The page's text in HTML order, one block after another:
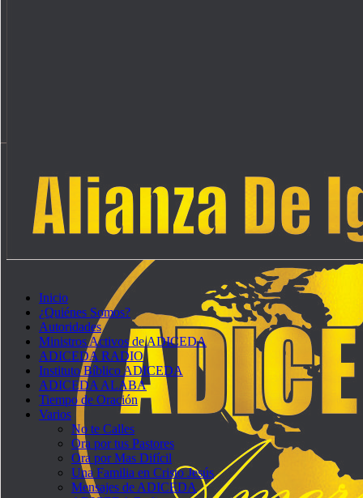
Inicio
¿Quiénes Somos?
Autoridades
Ministros Activos de ADICEDA
ADICEDA RADIO
Instituto Bíblico ADICEDA
ADICEDA ALABA
Tiempo de Oración
Varios
No te Calles
Ora por tus Pastores
Ora por Mas Difícil
Una Familia en Cristo Jesús
Mensajes de ADICEDA